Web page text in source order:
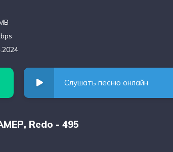
Слушать песню онлайн
Redo - 495